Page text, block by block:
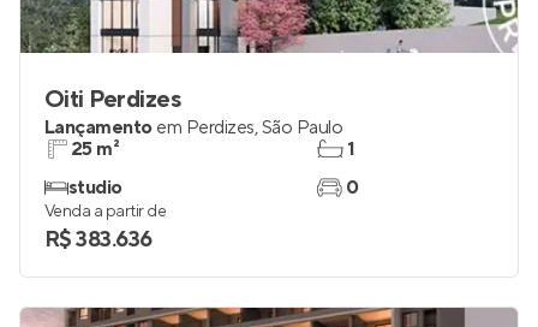
Oiti Perdizes
Lançamento em Perdizes,São Paulo
25 m²
studio
1
0
Venda a partir de
R$ 383.636